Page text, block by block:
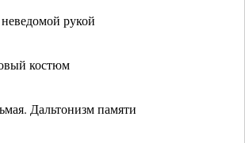
рукой
костюм
Дальтонизм памяти